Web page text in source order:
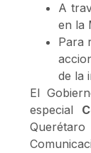
A
en la
Para
de la
El
especial